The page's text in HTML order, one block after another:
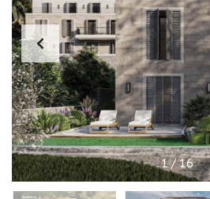
1/16